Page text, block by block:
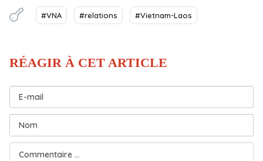
#VNA #relations #Vietnam-Laos